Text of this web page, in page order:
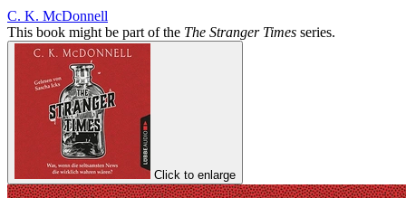
C. K. McDonnell
This book might be part of the The Stranger Times series.
Click to enlarge